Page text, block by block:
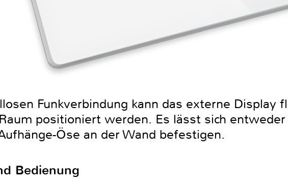
Funkverbindung kann das externe Display
positioniert werden. Es lässt sich
Öse an der Wand befestigen.
Bedienung